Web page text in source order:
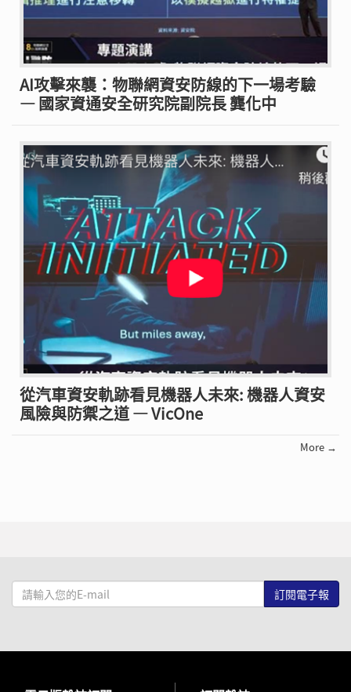
AI攻擊來襲：物聯網資安防線的下一場考驗
— 國家資通安全研究院副院長 龔化中
從汽車資安軌跡看見機器人未來: 機器人資安
風險與防禦之道 — VicOne
More →
請
輸